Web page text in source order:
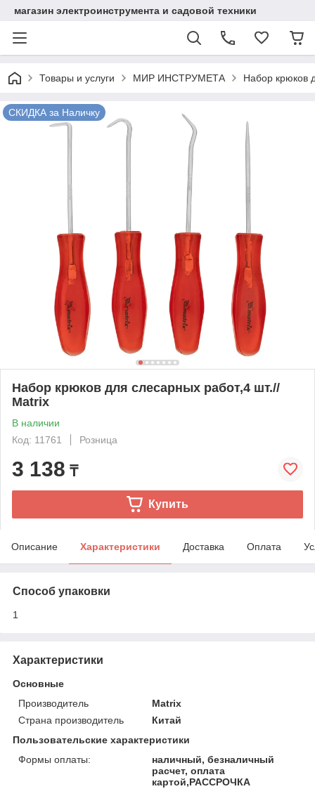
магазин электроинструмента и садовой техники
Товары и услуги МИР ИНСТРУМЕТА Набор крюков
СКИДКА за Наличку
Набор крюков для слесарных работ,4 шт.//
Matrix
В наличии
Код: 11761
Розница
3 138 ₸
Купить
Описание Характеристики Доставка Оплата
Способ упаковки
1
Характеристики
Основные
Производитель
Matrix
Страна производитель
Китай
Пользовательские характеристики
Формы оплаты:
наличный, безналичный
расчет, оплата
картой,РАССРОЧКА